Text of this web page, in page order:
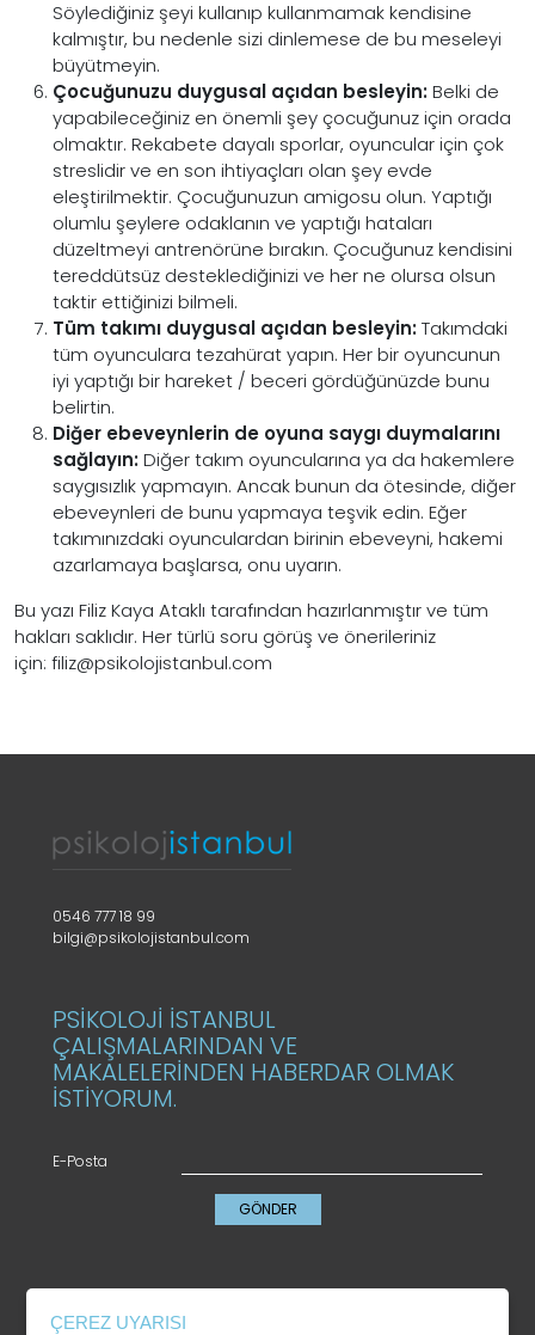
Söylediğiniz şeyi kullanıp kullanmamak kendisine
kalmıştır, bu nedenle sizi dinlemese de bu meseleyi
büyütmeyin.
Çocuğunuzu duygusal açıdan besleyin:Belki de
yapabileceğiniz en önemli şey çocuğunuz için orada
olmaktır. Rekabete dayalı sporlar, oyuncular için çok
streslidir ve en son ihtiyaçları olan şey evde
eleştirilmektir. Çocuğunuzun amigosu olun. Yaptığı
olumlu şeylere odaklanın ve yaptığı hataları
düzeltmeyi antrenörüne bırakın. Çocuğunuz kendisini
tereddütsüz desteklediğinizi ve her ne olursa olsun
taktir ettiğinizi bilmeli.
Tüm takımı duygusal açıdan besleyin:Takımdaki
tüm oyunculara tezahürat yapın. Her bir oyuncunun
iyi yaptığı bir hareket / beceri gördüğünüzde bunu
belirtin.
Diğer ebeveynlerin de oyuna saygı duymalarını
sağlayın:Diğer takım oyuncularına ya da hakemlere
saygısızlık yapmayın. Ancak bunun da ötesinde, diğer
ebeveynleri de bunu yapmaya teşvik edin. Eğer
takımınızdaki oyunculardan birinin ebeveyni, hakemi
azarlamaya başlarsa, onu uyarın.
Bu yazı Filiz Kaya Ataklı tarafından hazırlanmıştır ve tüm
hakları saklıdır. Her türlü soru görüş ve önerileriniz
için: filiz@psikolojistanbul.com
0546 777 18 99
bilgi@psikolojistanbul.com
PSİKOLOJİ İSTANBUL
ÇALIŞMALARINDAN VE
MAKALELERİNDEN HABERDAR OLMAK
İSTİYORUM.
E-Posta
GÖNDER
ÇEREZ UYARISI